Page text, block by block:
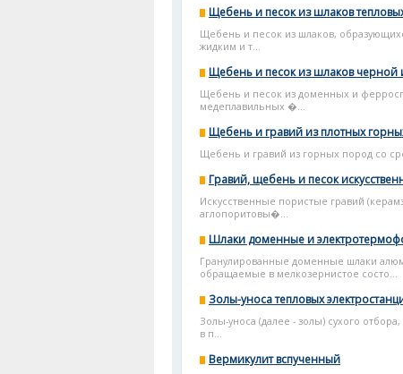
Щебень и песок из шлаков
Щебень и песок из шлаков,
жидким и т...
Щебень и песок из шлаков черной
Щебень и песок из доменных и
медеплавильных �...
Щебень и гравий из плотных
Щебень и гравий из горных пород со
Гравий, щебень и песок
Искусственные пористые гравий
аглопоритовы�...
Шлаки доменные и
Гранулированные доменные шлаки
обращаемые в мелкозернистое состо...
Золы-уноса тепловых
Золы-уноса (далее - золы) сухого
в п...
Вермикулит вспученный